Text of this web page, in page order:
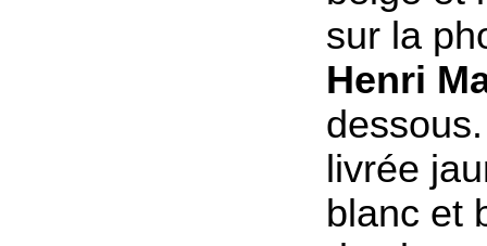
sur la
Henri
livrée
blanc et